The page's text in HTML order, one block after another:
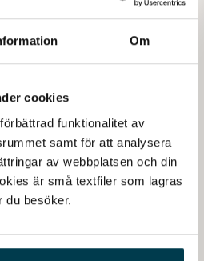
Om
cookies
funktionalitet av
samt för att analysera
av webbplatsen och din
är små textfiler som lagras
du besöker.
ett par viktiga skillnader: dels får
En gemensam
där anhöriga kan placera
är avsedd för en eller flera
och askgravlund i den
av skötsel ligger på anhörig.
märkt med namn i likhet med